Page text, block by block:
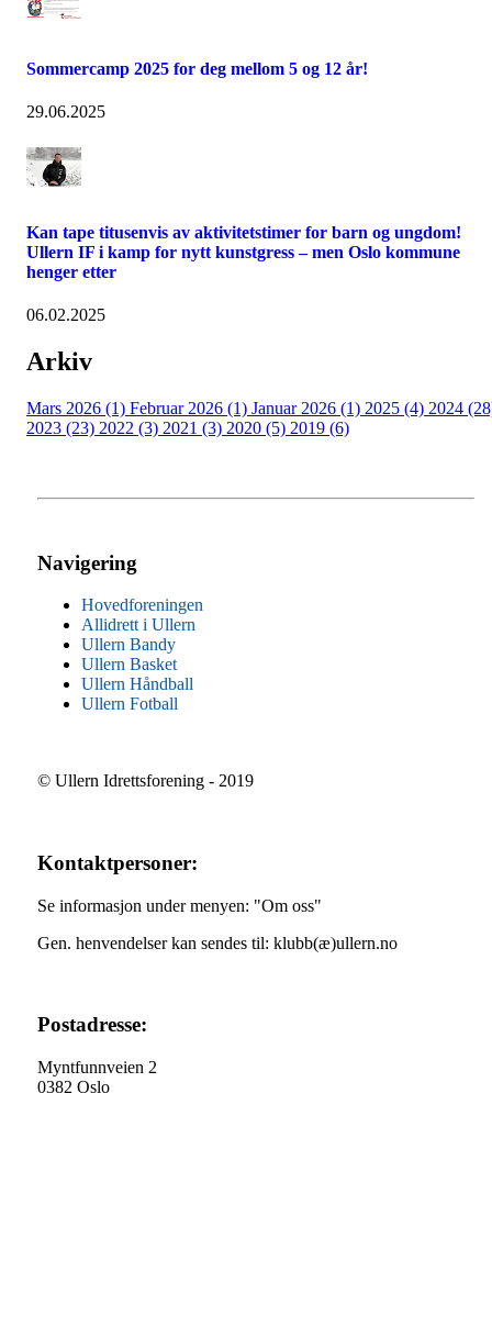
Sommercamp 2025 for deg mellom 5 og 12 år!
29.06.2025
Kan tape titusenvis av aktivitetstimer for barn og ungdom!
Ullern IF i kamp for nytt kunstgress – men Oslo kommune
henger etter
06.02.2025
Arkiv
Mars 2026 (1) Februar 2026 (1) Januar 2026 (1) 2025 (4) 2024
2023 (23) 2022 (3) 2021 (3) 2020 (5) 2019 (6)
Navigering
Hovedforeningen
Allidrett i Ullern
Ullern Bandy
Ullern Basket
Ullern Håndball
Ullern Fotball
© Ullern Idrettsforening - 2019
Kontaktpersoner:
Se informasjon under menyen: "Om oss"
Gen. henvendelser kan sendes til: klubb(æ)ullern.no
Postadresse:
Myntfunnveien 2
0382 Oslo